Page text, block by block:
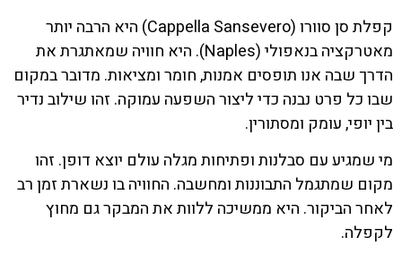
קפלת סן סוורו (Cappella Sansevero) היא הרבה יותר
מאטרקציה בנאפולי (Naples). היא חוויה שמאתגרת את
הדרך שבה אנו תופסים אמנות, חומר ומציאות. מדובר במקום
שבו כל פרט נבנה כדי ליצור השפעה עמוקה. זהו שילוב נדיר
בין יופי, עומק ומסתורין.
מי שמגיע עם סבלנות ופתיחות מגלה עולם יוצא דופן. זהו
מקום שמתגמל התבוננות ומחשבה. החוויה בו נשארת זמן רב
לאחר הביקור. היא ממשיכה ללוות את המבקר גם מחוץ
לקפלה.